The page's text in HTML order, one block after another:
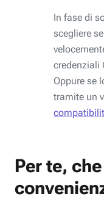
In fase di
scegliere
credenziali
Oppure se
tramite un
Per te,